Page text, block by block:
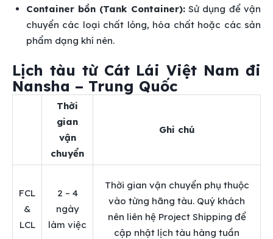
Container bồn (Tank Container):Sử dụng để vận
chuyển các loại chất lỏng, hóa chất hoặc các sản
phẩm dạng khí nén.
Lịch tàu từ Cát Lái Việt Nam đi
Nansha – Trung Quốc
Thời
gian
vận
chuyển
Ghi chú
FCL
&
LCL
2 – 4
ngày
làm việc
Thời gian vận chuyển phụ thuộc
vào từng hãng tàu. Quý khách
nên liên hệ Project Shipping để
cập nhật lịch tàu hàng tuần